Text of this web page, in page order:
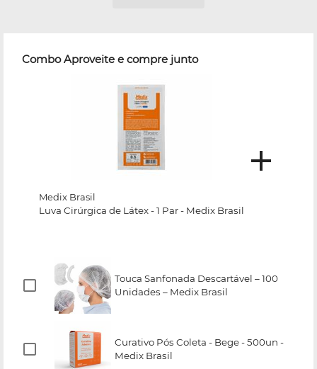
Combo Aproveite e compre junto
Medix Brasil
Luva Cirúrgica de Látex - 1 Par - Medix Brasil
Touca Sanfonada Descartável – 100
Unidades – Medix Brasil
Curativo Pós Coleta - Bege - 500un -
Medix Brasil